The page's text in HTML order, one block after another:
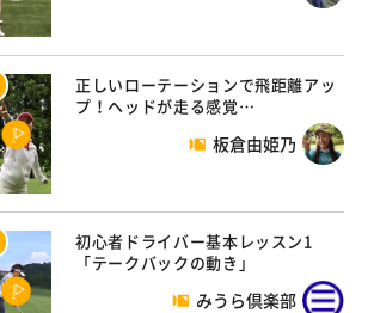
正しいローテーションで飛距離アッ
プ！ヘッドが走る感覚…
板倉由姫乃
初心者ドライバー基本レッスン1
「テークバックの動き」
みうら倶楽部